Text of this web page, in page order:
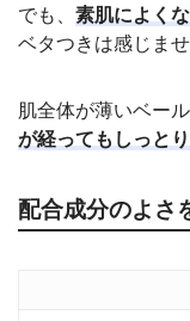
でも、 素肌によく
ベタつきは感じませ
肌全体が薄いベー
が経ってもしっと
配合成分のよさ